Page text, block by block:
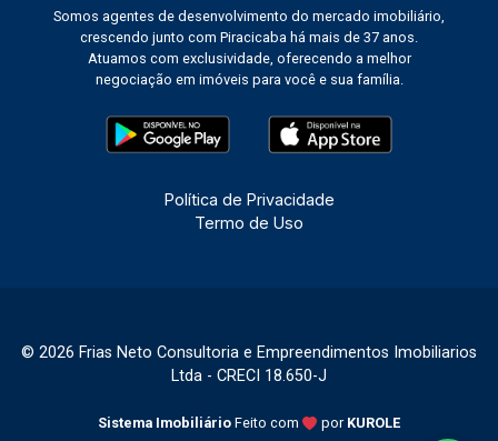
Somos agentes de desenvolvimento do mercado imobiliário,
crescendo junto com Piracicaba há mais de 37 anos.
Atuamos com exclusividade, oferecendo a melhor
negociação em imóveis para você e sua família.
Política de Privacidade
Termo de Uso
© 2026 Frias Neto Consultoria e Empreendimentos Imobiliarios
Ltda - CRECI 18.650-J
Sistema Imobiliário Feito com por KUROLE